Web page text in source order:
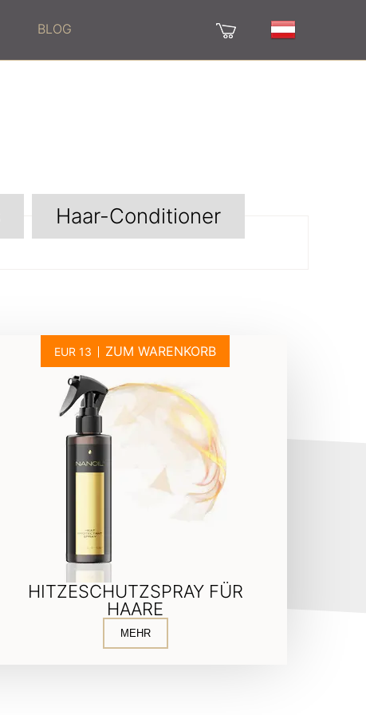
BLOG
Haar-Conditioner
ZUM WARENKORB
HITZESCHUTZSPRAY FÜR
HAARE
MEHR